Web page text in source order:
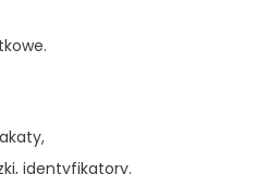
identyfikatory.